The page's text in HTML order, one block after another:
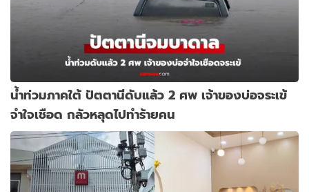
น้ำท่วมภาคใต้ ปัตตานีดับแล้ว 2 ศพ เจ้าของบ่อจระเข้
จำใจเชือด กลัวหลุดไปทำร้ายคน